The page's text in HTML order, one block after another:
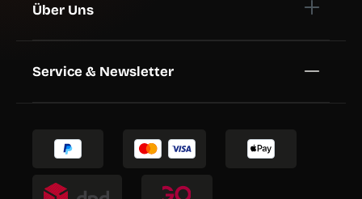
Über Uns
Service & Newsletter